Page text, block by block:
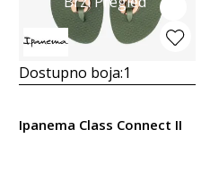
Dostupno boja:1
Ipanema Class Connect II